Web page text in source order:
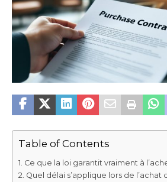
Table of Contents
Ce que la loi garantit vraiment à
Quel délai s’applique lors de l’achat